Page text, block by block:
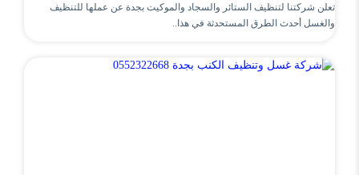
تعلن شركتنا لتنظيف الستائر والسجاد والموكيت بجدة عن عملها للتنظيف
والغسل أحدث الطرق المستحدثة في هذا..